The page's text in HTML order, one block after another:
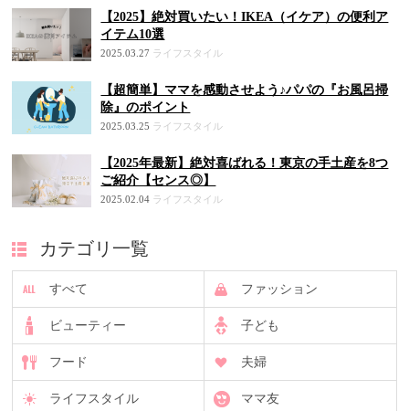
【2025】絶対買いたい！IKEA（イケア）の便利ア
イテム10選
2025.03.27 ライフスタイル
【超簡単】ママを感動させよう♪パパの『お風呂掃
除』のポイント
2025.03.25 ライフスタイル
【2025年最新】絶対喜ばれる！東京の手土産を8つ
ご紹介【センス◎】
2025.02.04 ライフスタイル
カテゴリ一覧
すべて ファッション
ビューティー 子ども
フード 夫婦
ライフスタイル ママ友